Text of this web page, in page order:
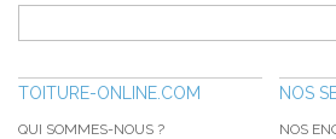
TOITURE-ONLINE.COM
QUI SOMMES-NOUS ?
NOS
NOS